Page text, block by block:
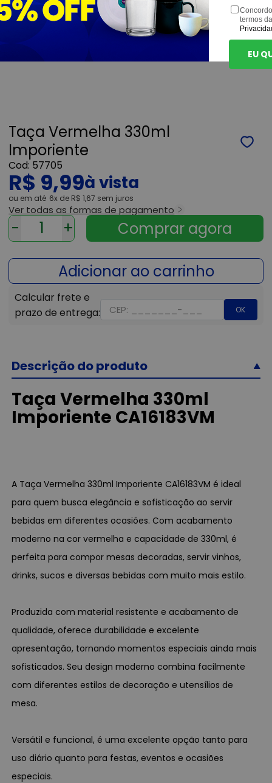
Taça Vermelha 330ml
Imporiente
57705
R$ 9,99
ou 6x de R$ 1,67 sem juros
Ver todas as formas de pagamento
- +
OK
Descrição do produto
Taça Vermelha 330ml
Imporiente CA16183VM
A Taça Vermelha 330ml Imporiente CA16183VM é ideal
para quem busca elegância e sofisticação ao servir
bebidas em diferentes ocasiões. Com acabamento
moderno na cor vermelha e capacidade de 330ml, é
perfeita para compor mesas decoradas, servir vinhos,
drinks, sucos e diversas bebidas com muito mais estilo.
Produzida com material resistente e acabamento de
qualidade, oferece durabilidade e excelente
apresentação, tornando momentos especiais ainda mais
sofisticados. Seu design moderno combina facilmente
com diferentes estilos de decoração e utensílios de
mesa.
Versátil e funcional, é uma excelente opção tanto para
uso diário quanto para festas, eventos e ocasiões
especiais.
termos
EU